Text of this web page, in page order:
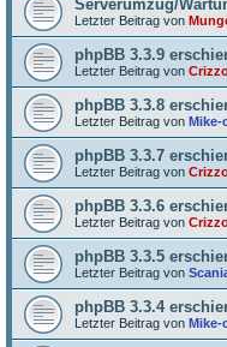
Serverumzug/
Letzter Beitrag von
phpBB 3.3.9
Letzter Beitrag von
phpBB 3.3.8
Letzter Beitrag von Mike-
phpBB 3.3.7
Letzter Beitrag von
phpBB 3.3.6
Letzter Beitrag von
phpBB 3.3.5
Letzter Beitrag von
phpBB 3.3.4
Letzter Beitrag von Mike-